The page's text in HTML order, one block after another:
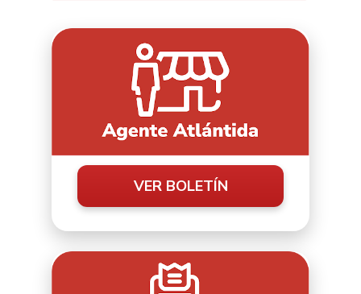
VER BOLETÍN